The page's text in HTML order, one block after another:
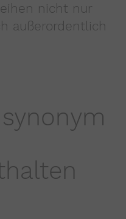
nicht nur
außerordentlich